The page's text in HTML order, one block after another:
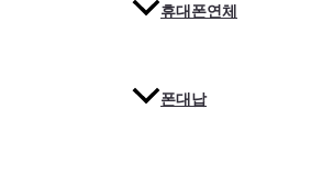
휴대폰연체
폰대납